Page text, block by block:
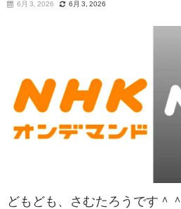
6月 3, 2026 6月 3, 2026
どもども、さむたろうです＾＾